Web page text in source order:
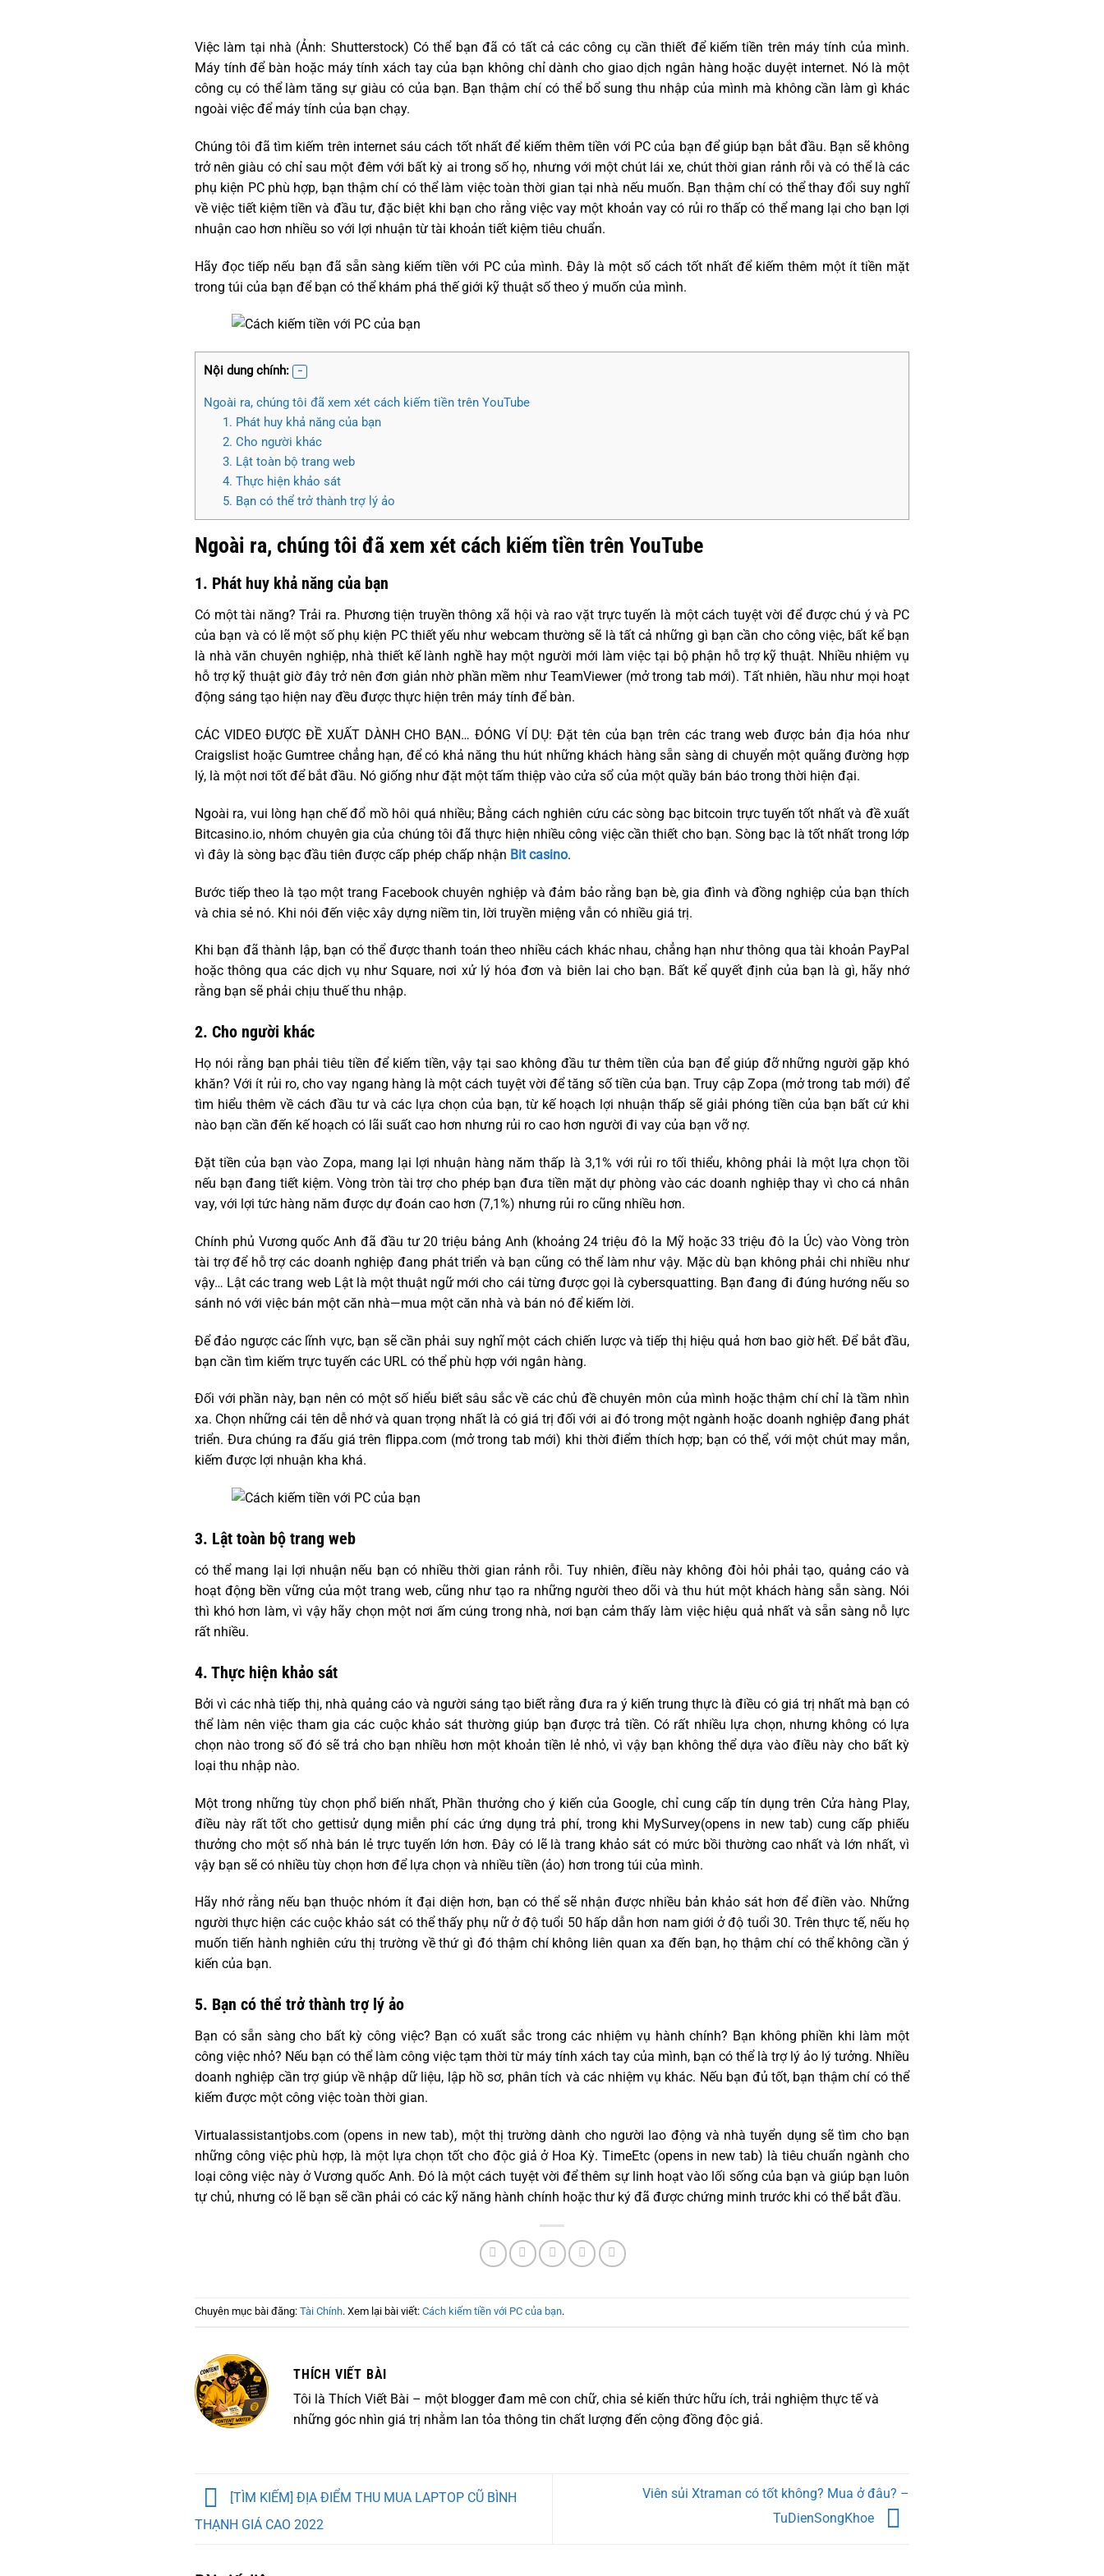
Việc làm tại nhà (Ảnh: Shutterstock) Có thể bạn đã có tất cả các công cụ cần thiết để kiếm tiền trên máy tính của mình.
Máy tính để bàn hoặc máy tính xách tay của bạn không chỉ dành cho giao dịch ngân hàng hoặc duyệt internet. Nó là một
công cụ có thể làm tăng sự giàu có của bạn. Bạn thậm chí có thể bổ sung thu nhập của mình mà không cần làm gì khác
ngoài việc để máy tính của bạn chạy.
Chúng tôi đã tìm kiếm trên internet sáu cách tốt nhất để kiếm thêm tiền với PC của bạn để giúp bạn bắt đầu. Bạn sẽ không
trở nên giàu có chỉ sau một đêm với bất kỳ ai trong số họ, nhưng với một chút lái xe, chút thời gian rảnh rỗi và có thể là các
phụ kiện PC phù hợp, bạn thậm chí có thể làm việc toàn thời gian tại nhà nếu muốn. Bạn thậm chí có thể thay đổi suy nghĩ
về việc tiết kiệm tiền và đầu tư, đặc biệt khi bạn cho rằng việc vay một khoản vay có rủi ro thấp có thể mang lại cho bạn lợi
nhuận cao hơn nhiều so với lợi nhuận từ tài khoản tiết kiệm tiêu chuẩn.
Hãy đọc tiếp nếu bạn đã sẵn sàng kiếm tiền với PC của mình. Đây là một số cách tốt nhất để kiếm thêm một ít tiền mặt
trong túi của bạn để bạn có thể khám phá thế giới kỹ thuật số theo ý muốn của mình.
Nội dung chính:
Ngoài ra, chúng tôi đã xem xét cách kiếm tiền trên YouTube
1. Phát huy khả năng của bạn
2. Cho người khác
3. Lật toàn bộ trang web
4. Thực hiện khảo sát
5. Bạn có thể trở thành trợ lý ảo
Ngoài ra, chúng tôi đã xem xét cách kiếm tiền trên YouTube
1. Phát huy khả năng của bạn
Có một tài năng? Trải ra. Phương tiện truyền thông xã hội và rao vặt trực tuyến là một cách tuyệt vời để được chú ý và PC
của bạn và có lẽ một số phụ kiện PC thiết yếu như webcam thường sẽ là tất cả những gì bạn cần cho công việc, bất kể bạn
là nhà văn chuyên nghiệp, nhà thiết kế lành nghề hay một người mới làm việc tại bộ phận hỗ trợ kỹ thuật. Nhiều nhiệm vụ
hỗ trợ kỹ thuật giờ đây trở nên đơn giản nhờ phần mềm như TeamViewer (mở trong tab mới). Tất nhiên, hầu như mọi hoạt
động sáng tạo hiện nay đều được thực hiện trên máy tính để bàn.
CÁC VIDEO ĐƯỢC ĐỀ XUẤT DÀNH CHO BẠN… ĐÓNG VÍ DỤ: Đặt tên của bạn trên các trang web được bản địa hóa như
Craigslist hoặc Gumtree chẳng hạn, để có khả năng thu hút những khách hàng sẵn sàng di chuyển một quãng đường hợp
lý, là một nơi tốt để bắt đầu. Nó giống như đặt một tấm thiệp vào cửa sổ của một quầy bán báo trong thời hiện đại.
Ngoài ra, vui lòng hạn chế đổ mồ hôi quá nhiều; Bằng cách nghiên cứu các sòng bạc bitcoin trực tuyến tốt nhất và đề xuất
Bitcasino.io, nhóm chuyên gia của chúng tôi đã thực hiện nhiều công việc cần thiết cho bạn. Sòng bạc là tốt nhất trong lớp
vì đây là sòng bạc đầu tiên được cấp phép chấp nhận Bit casino.
Bước tiếp theo là tạo một trang Facebook chuyên nghiệp và đảm bảo rằng bạn bè, gia đình và đồng nghiệp của bạn thích
và chia sẻ nó. Khi nói đến việc xây dựng niềm tin, lời truyền miệng vẫn có nhiều giá trị.
Khi bạn đã thành lập, bạn có thể được thanh toán theo nhiều cách khác nhau, chẳng hạn như thông qua tài khoản PayPal
hoặc thông qua các dịch vụ như Square, nơi xử lý hóa đơn và biên lai cho bạn. Bất kể quyết định của bạn là gì, hãy nhớ
rằng bạn sẽ phải chịu thuế thu nhập.
2. Cho người khác
Họ nói rằng bạn phải tiêu tiền để kiếm tiền, vậy tại sao không đầu tư thêm tiền của bạn để giúp đỡ những người gặp khó
khăn? Với ít rủi ro, cho vay ngang hàng là một cách tuyệt vời để tăng số tiền của bạn. Truy cập Zopa (mở trong tab mới) để
tìm hiểu thêm về cách đầu tư và các lựa chọn của bạn, từ kế hoạch lợi nhuận thấp sẽ giải phóng tiền của bạn bất cứ khi
nào bạn cần đến kế hoạch có lãi suất cao hơn nhưng rủi ro cao hơn người đi vay của bạn vỡ nợ.
Đặt tiền của bạn vào Zopa, mang lại lợi nhuận hàng năm thấp là 3,1% với rủi ro tối thiểu, không phải là một lựa chọn tồi
nếu bạn đang tiết kiệm. Vòng tròn tài trợ cho phép bạn đưa tiền mặt dự phòng vào các doanh nghiệp thay vì cho cá nhân
vay, với lợi tức hàng năm được dự đoán cao hơn (7,1%) nhưng rủi ro cũng nhiều hơn.
Chính phủ Vương quốc Anh đã đầu tư 20 triệu bảng Anh (khoảng 24 triệu đô la Mỹ hoặc 33 triệu đô la Úc) vào Vòng tròn
tài trợ để hỗ trợ các doanh nghiệp đang phát triển và bạn cũng có thể làm như vậy. Mặc dù bạn không phải chi nhiều như
vậy… Lật các trang web Lật là một thuật ngữ mới cho cái từng được gọi là cybersquatting. Bạn đang đi đúng hướng nếu so
sánh nó với việc bán một căn nhà—mua một căn nhà và bán nó để kiếm lời.
Để đảo ngược các lĩnh vực, bạn sẽ cần phải suy nghĩ một cách chiến lược và tiếp thị hiệu quả hơn bao giờ hết. Để bắt đầu,
bạn cần tìm kiếm trực tuyến các URL có thể phù hợp với ngân hàng.
Đối với phần này, bạn nên có một số hiểu biết sâu sắc về các chủ đề chuyên môn của mình hoặc thậm chí chỉ là tầm nhìn
xa. Chọn những cái tên dễ nhớ và quan trọng nhất là có giá trị đối với ai đó trong một ngành hoặc doanh nghiệp đang phát
triển. Đưa chúng ra đấu giá trên flippa.com (mở trong tab mới) khi thời điểm thích hợp; bạn có thể, với một chút may mắn,
kiếm được lợi nhuận kha khá.
3. Lật toàn bộ trang web
có thể mang lại lợi nhuận nếu bạn có nhiều thời gian rảnh rỗi. Tuy nhiên, điều này không đòi hỏi phải tạo, quảng cáo và
hoạt động bền vững của một trang web, cũng như tạo ra những người theo dõi và thu hút một khách hàng sẵn sàng. Nói
thì khó hơn làm, vì vậy hãy chọn một nơi ấm cúng trong nhà, nơi bạn cảm thấy làm việc hiệu quả nhất và sẵn sàng nỗ lực
rất nhiều.
4. Thực hiện khảo sát
Bởi vì các nhà tiếp thị, nhà quảng cáo và người sáng tạo biết rằng đưa ra ý kiến trung thực là điều có giá trị nhất mà bạn có
thể làm nên việc tham gia các cuộc khảo sát thường giúp bạn được trả tiền. Có rất nhiều lựa chọn, nhưng không có lựa
chọn nào trong số đó sẽ trả cho bạn nhiều hơn một khoản tiền lẻ nhỏ, vì vậy bạn không thể dựa vào điều này cho bất kỳ
loại thu nhập nào.
Một trong những tùy chọn phổ biến nhất, Phần thưởng cho ý kiến của Google, chỉ cung cấp tín dụng trên Cửa hàng Play,
điều này rất tốt cho gettisử dụng miễn phí các ứng dụng trả phí, trong khi MySurvey(opens in new tab) cung cấp phiếu
thưởng cho một số nhà bán lẻ trực tuyến lớn hơn. Đây có lẽ là trang khảo sát có mức bồi thường cao nhất và lớn nhất, vì
vậy bạn sẽ có nhiều tùy chọn hơn để lựa chọn và nhiều tiền (ảo) hơn trong túi của mình.
Hãy nhớ rằng nếu bạn thuộc nhóm ít đại diện hơn, bạn có thể sẽ nhận được nhiều bản khảo sát hơn để điền vào. Những
người thực hiện các cuộc khảo sát có thể thấy phụ nữ ở độ tuổi 50 hấp dẫn hơn nam giới ở độ tuổi 30. Trên thực tế, nếu họ
muốn tiến hành nghiên cứu thị trường về thứ gì đó thậm chí không liên quan xa đến bạn, họ thậm chí có thể không cần ý
kiến của bạn.
5. Bạn có thể trở thành trợ lý ảo
Bạn có sẵn sàng cho bất kỳ công việc? Bạn có xuất sắc trong các nhiệm vụ hành chính? Bạn không phiền khi làm một
công việc nhỏ? Nếu bạn có thể làm công việc tạm thời từ máy tính xách tay của mình, bạn có thể là trợ lý ảo lý tưởng. Nhiều
doanh nghiệp cần trợ giúp về nhập dữ liệu, lập hồ sơ, phân tích và các nhiệm vụ khác. Nếu bạn đủ tốt, bạn thậm chí có thể
kiếm được một công việc toàn thời gian.
Virtualassistantjobs.com (opens in new tab), một thị trường dành cho người lao động và nhà tuyển dụng sẽ tìm cho bạn
những công việc phù hợp, là một lựa chọn tốt cho độc giả ở Hoa Kỳ. TimeEtc (opens in new tab) là tiêu chuẩn ngành cho
loại công việc này ở Vương quốc Anh. Đó là một cách tuyệt vời để thêm sự linh hoạt vào lối sống của bạn và giúp bạn luôn
tự chủ, nhưng có lẽ bạn sẽ cần phải có các kỹ năng hành chính hoặc thư ký đã được chứng minh trước khi có thể bắt đầu.
Chuyên mục bài đăng: Tài Chính. Xem lại bài viết: Cách kiếm tiền với PC của bạn.
THÍCH VIẾT BÀI
Tôi là Thích Viết Bài – một blogger đam mê con chữ, chia sẻ kiến thức hữu ích, trải nghiệm thực tế và
những góc nhìn giá trị nhằm lan tỏa thông tin chất lượng đến cộng đồng độc giả.
[TÌM KIẾM] ĐỊA ĐIỂM THU MUA LAPTOP CŨ BÌNH
THẠNH GIÁ CAO 2022
Viên sủi Xtraman có tốt không? Mua ở đâu? –
TuDienSongKhoe